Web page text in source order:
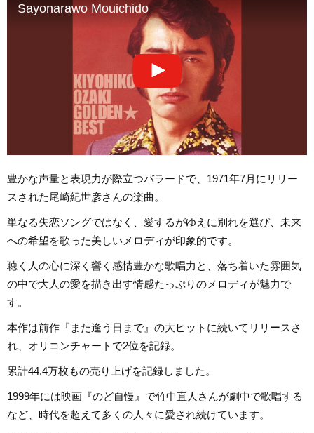
Sayonarawo Mouichido
豊かな声量と表現力が際立つバラードで、1971年7月にリリー
スされた尾崎紀世彦さんの楽曲。
単なる失恋ソングではなく、愛するがゆえに別れを選び、未来
への希望を歌った美しいメロディが印象的です。
聴く人の心に深く響く感情豊かな歌唱力と、落ち着いた雰囲気
の中で大人の愛を描き出す情感たっぷりのメロディが魅力で
す。
本作は前作『また逢う日まで』の大ヒットに続いてリリースさ
れ、オリコンチャートで2位を記録。
累計44.4万枚もの売り上げを記録しました。
1999年には映画『のど自慢』で竹中直人さんが劇中で歌唱する
など、時代を超えて多くの人々に愛され続けています。